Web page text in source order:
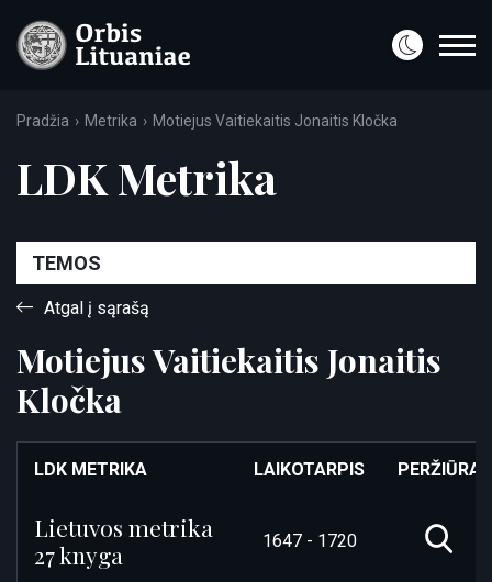
Pradžia Metrika Motiejus Vaitiekaitis Jonaitis Kločka
LDK Metrika
TEMOS
Atgal į sąrašą
Motiejus Vaitiekaitis Jonaitis
Kločka
LDK METRIKA LAIKOTARPIS PERŽIŪRA
Lietuvos metrika
27 knyga
1647 - 1720